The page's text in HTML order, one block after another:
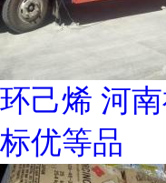
环己烯 河
标优等品